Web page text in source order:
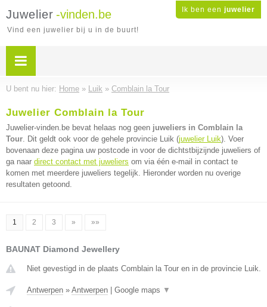
Ik ben een juwelier
Juwelier -vinden.be
Vind een juwelier bij u in de buurt!
U bent nu hier: Home » Luik » Comblain la Tour
Juwelier Comblain la Tour
Juwelier-vinden.be bevat helaas nog geen juweliers in Comblain la
Tour. Dit geldt ook voor de gehele provincie Luik (juwelier Luik). Voer
bovenaan deze pagina uw postcode in voor de dichtstbijzijnde juweliers of
ga naar direct contact met juweliers om via één e-mail in contact te
komen met meerdere juweliers tegelijk. Hieronder worden nu overige
resultaten getoond.
1 2 3 » »»
BAUNAT Diamond Jewellery
Niet gevestigd in de plaats Comblain la Tour en in de provincie Luik.
Antwerpen » Antwerpen Google maps ▼